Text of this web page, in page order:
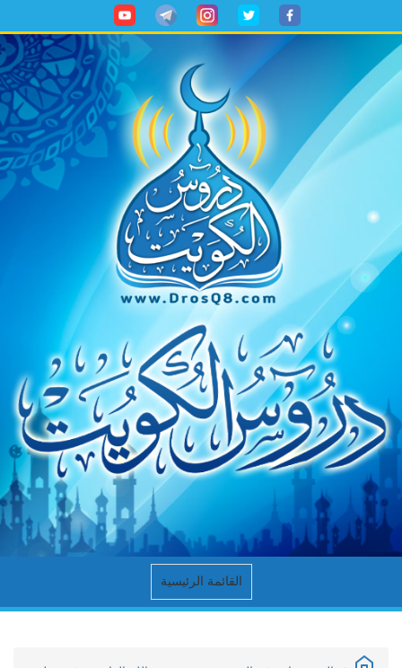
القائمة الرئيسية